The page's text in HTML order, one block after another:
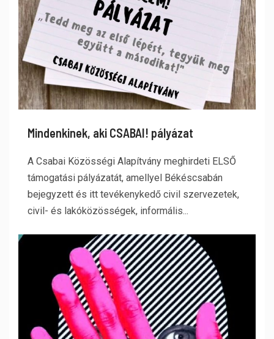
Mindenkinek, aki CSABAI! pályázat
A Csabai Közösségi Alapítvány meghirdeti ELSŐ
támogatási pályázatát, amellyel Békéscsabán
bejegyzett és itt tevékenykedő civil szervezetek,
civil- és lakóközösségek, informális...